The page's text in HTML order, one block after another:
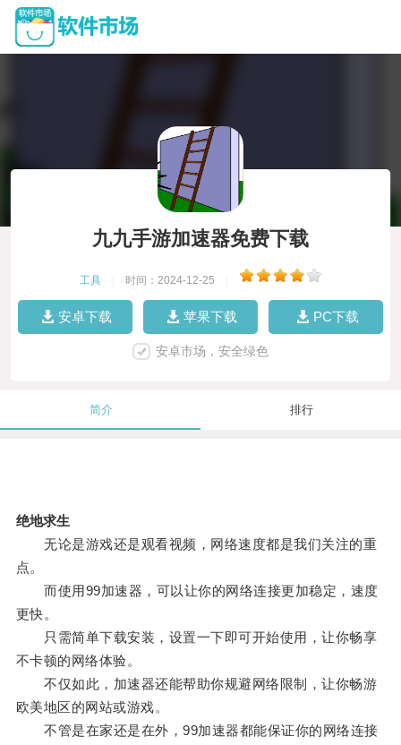
九九手游加速器免费下载
工具 时间：2024-12-25
安卓下载 苹果下载 PC下载
安卓市场，安全绿色
简介 排行
绝地求生
无论是游戏还是观看视频，网络速度都是我们关注的重
点。
而使用99加速器，可以让你的网络连接更加稳定，速度
更快。
只需简单下载安装，设置一下即可开始使用，让你畅享
不卡顿的网络体验。
不仅如此，加速器还能帮助你规避网络限制，让你畅游
欧美地区的网站或游戏。
不管是在家还是在外，99加速器都能保证你的网络连接